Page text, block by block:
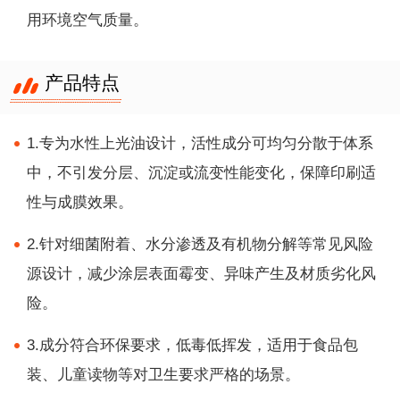
用环境空气质量。
产品特点
1.专为水性上光油设计，活性成分可均匀分散于体系
中，不引发分层、沉淀或流变性能变化，保障印刷适
性与成膜效果。
2.针对细菌附着、水分渗透及有机物分解等常见风险
源设计，减少涂层表面霉变、异味产生及材质劣化风
险。
3.成分符合环保要求，低毒低挥发，适用于食品包
装、儿童读物等对卫生要求严格的场景。